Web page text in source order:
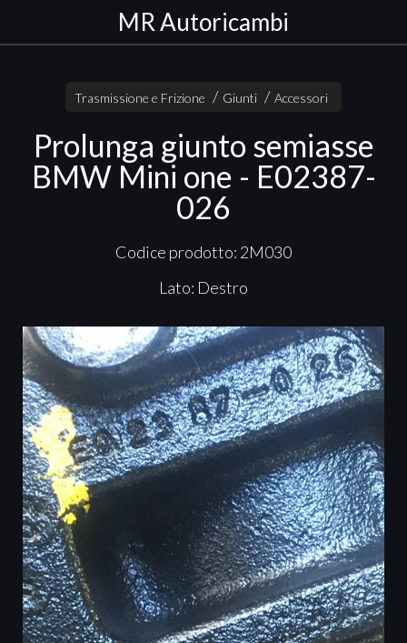
MR Autoricambi
Trasmissione e Frizione Giunti Accessori
Prolunga giunto semiasse
BMW Mini one - E02387-
026
Codice prodotto: 2M030
Lato: Destro